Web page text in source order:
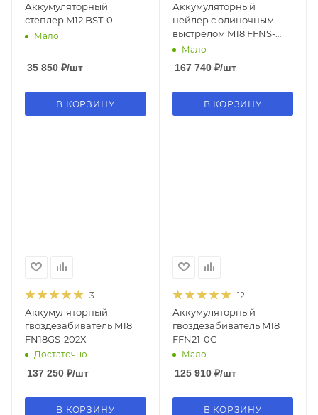
Аккумуляторный
степлер M12 BST-0
Мало
35 850 ₽/шт
В КОРЗИНУ
Аккумуляторный
нейлер с одиночным
выстрелом M18 FFNS-
502CМало
167 740₽/шт
В КОРЗИНУ
3
Аккумуляторный
гвоздезабиватель M18
FN18GS-202X
Достаточно
137 250 ₽/шт
В КОРЗИНУ
12
Аккумуляторный
гвоздезабиватель M18
FFN21-0C
Мало
125 910₽/шт
В КОРЗИНУ